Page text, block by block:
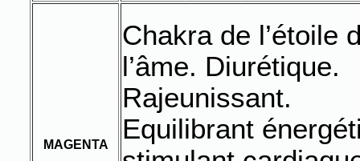
MAGENTA
Chakra de l’étoile
l’âme. Diurétique.
Rajeunissant.
Equilibrant